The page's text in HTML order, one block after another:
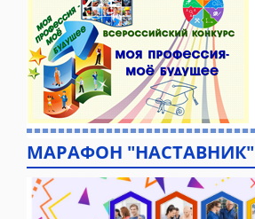
МАРАФОН "НАСТАВНИК"